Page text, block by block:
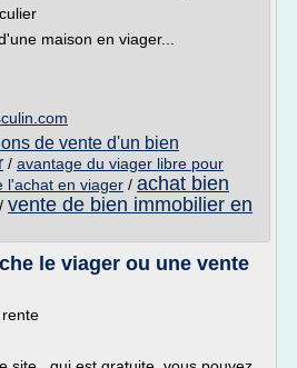
maison en viager...
de vente d'un bien
/ avantage du viager libre pour
l'achat en viager / achat bien
/ vente de bien immobilier en
le viager ou une vente